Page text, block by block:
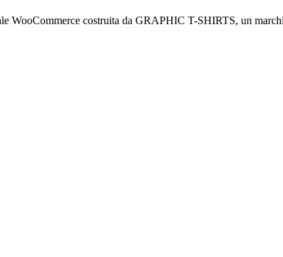
WooCommerce costruita da GRAPHIC T-SHIRTS, un